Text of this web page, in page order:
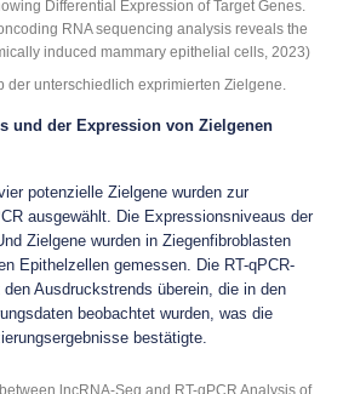
der unterschiedlich exprimierten Zielgene.
und der Expression von Zielgenen
potenzielle Zielgene wurden zur
ausgewählt. Die Expressionsniveaus der
Zielgene wurden in Ziegenfibroblasten
Epithelzellen gemessen. Die RT-qPCR-
Ausdruckstrends überein, die in den
beobachtet wurden, was die
bestätigte.